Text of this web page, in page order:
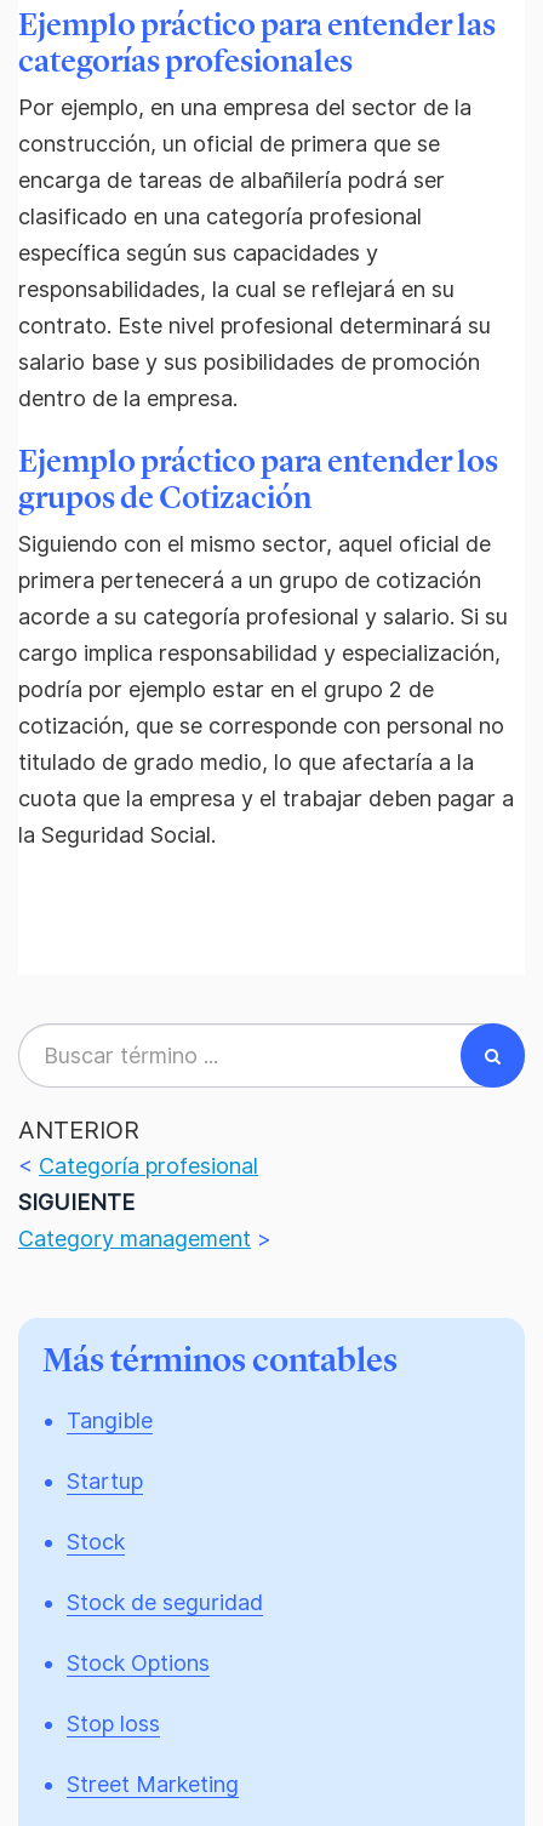
Ejemplo práctico para entender las
categorías profesionales
Por ejemplo, en una empresa del sector de la
construcción, un oficial de primera que se
encarga de tareas de albañilería podrá ser
clasificado en una categoría profesional
específica según sus capacidades y
responsabilidades, la cual se reflejará en su
contrato. Este nivel profesional determinará su
salario base y sus posibilidades de promoción
dentro de la empresa.
Ejemplo práctico para entender los
grupos de Cotización
Siguiendo con el mismo sector, aquel oficial de
primera pertenecerá a un grupo de cotización
acorde a su categoría profesional y salario. Si su
cargo implica responsabilidad y especialización,
podría por ejemplo estar en el grupo 2 de
cotización, que se corresponde con personal no
titulado de grado medio, lo que afectaría a la
cuota que la empresa y el trabajar deben pagar a
la Seguridad Social.
ANTERIOR
< Categoría profesional
SIGUIENTE
Category management >
Más términos contables
Tangible
Startup
Stock
Stock de seguridad
Stock Options
Stop loss
Street Marketing